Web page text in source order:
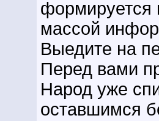
формируется
массой
Выедите на
Перед вами
Народ уже
оставшимся